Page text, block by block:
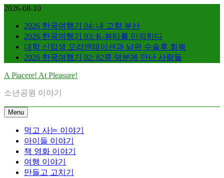
Skip
content
2026-08-10
2026 한국여행기 04: 내 고향 부산
2026 한국여행기 03: K-뷰티를 만끽하다
대학 신입생 오리엔테이션과 남편 수술후 회복
2026 한국여행기 02: 82쿡 덕분에 만난 사람들
A Piacere! At Pleasure!
소년공원 이야기
Menu
먹고 사는 이야기
아이들 이야기
책 영화 이야기
여행 이야기
만들고 고치기